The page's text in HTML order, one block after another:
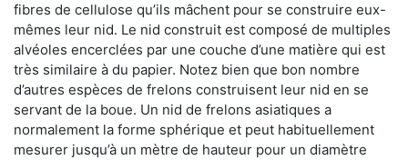
fibres de cellulose qu’ils mâchent pour se construire eux-
mêmes leur nid. Le nid construit est composé de multiples
alvéoles encerclées par une couche d’une matière qui est
très similaire à du papier. Notez bien que bon nombre
d’autres espèces de frelons construisent leur nid en se
servant de la boue. Un nid de frelons asiatiques a
normalement la forme sphérique et peut habituellement
mesurer jusqu’à un mètre de hauteur pour un diamètre